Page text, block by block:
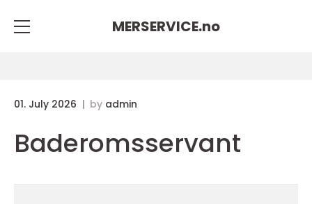
MERSERVICE.no
01. July 2026 by admin
Baderomsservant